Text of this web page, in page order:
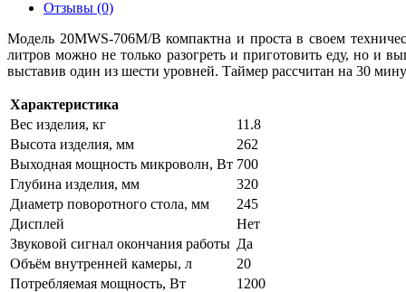
Отзывы (0)
Модель 20MWS-706M/B компактна и проста в своем
литров можно не только разогреть и приготовить еду, но и
выставив один из шести уровней. Таймер рассчитан на 30
Характеристика
Вес изделия, кг
11.8
Высота изделия, мм
262
Выходная мощность микроволн, Вт 700
Глубина изделия, мм
320
Диаметр поворотного стола, мм
245
Дисплей
Нет
Звуковой сигнал окончания работы Да
Объём внутренней камеры, л
20
Потребляемая мощность, Вт
1200